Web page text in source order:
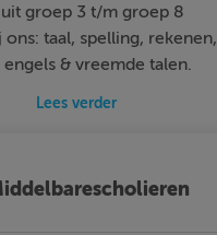
groep 3 t/m groep 8
taal, spelling, rekenen,
& vreemde talen.
Lees verder